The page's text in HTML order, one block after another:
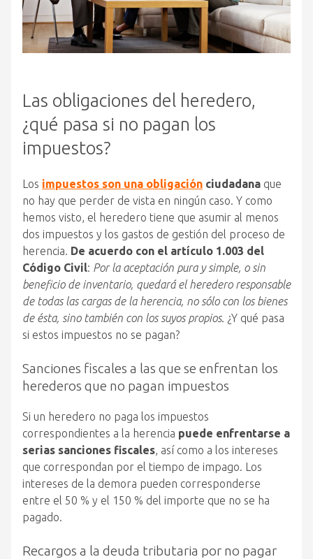
Las obligaciones del heredero,
¿qué pasa si no pagan los
impuestos?
Los impuestos son una obligación ciudadana que
no hay que perder de vista en ningún caso. Y como
hemos visto, el heredero tiene que asumir al menos
dos impuestos y los gastos de gestión del proceso de
herencia. De acuerdo con el artículo 1.003 del
Código Civil: Por la aceptación pura y simple, o sin
beneficio de inventario, quedará el heredero responsable
de todas las cargas de la herencia, no sólo con los bienes
de ésta, sino también con los suyos propios. ¿Y qué pasa
si estos impuestos no se pagan?
Sanciones fiscales a las que se enfrentan los
herederos que no pagan impuestos
Si un heredero no paga los impuestos
correspondientes a la herencia puede enfrentarse a
serias sanciones fiscales, así como a los intereses
que correspondan por el tiempo de impago. Los
intereses de la demora pueden corresponderse
entre el 50 % y el 150 % del importe que no se ha
pagado.
Recargos a la deuda tributaria por no pagar